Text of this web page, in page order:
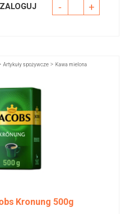
ZALOGUJ - +
Artykuły spożywcze > Kawa mielona
Kronung 500g